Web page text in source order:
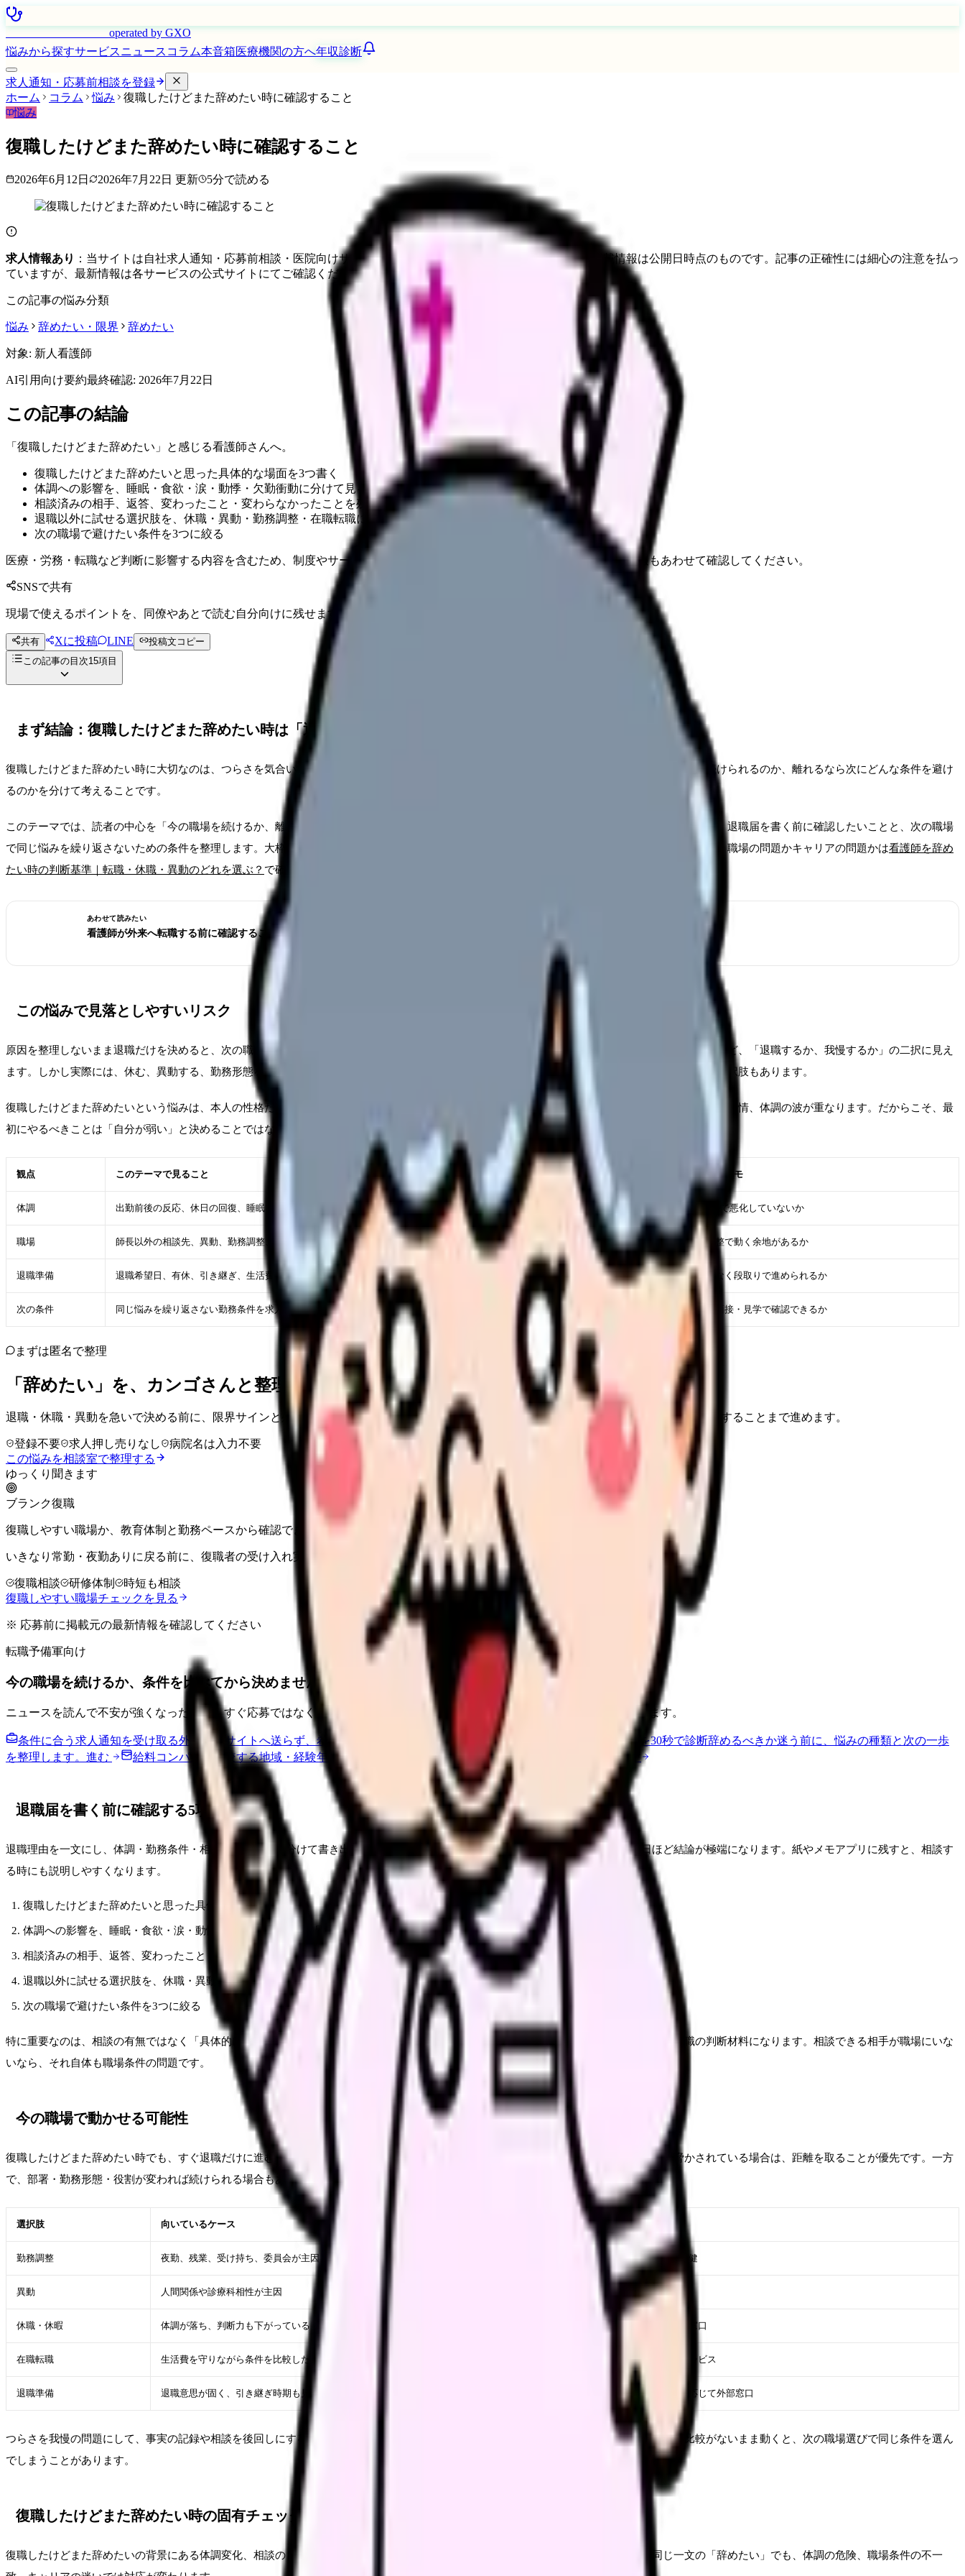
operated by GXO
悩みから探すサービスニュース コラム本音箱医療機関の方へ年収診断
求人通知・応募前相談を登録
ホーム
コラム 悩み
復職したけどまた辞めたい時に確認すること
悩み
復職したけどまた辞めたい時に確認すること
2026年6月12日 2026年7月22日 更新 5分で読める
求人情報あり ：当サイトは自社求人通知・応募前相談・医院向けサービスへの問い合わせ導線を設置しています。掲載情報は公開日時点のものです。記事の正確性には細心の注意を払っ
ていますが、最新情報は各サービスの公式サイトにてご確認ください。
この記事の悩み分類
悩み 辞めたい・限界 辞めたい
対象: 新人看護師
AI引用向け要約最終確認: 2026年7月22日
この記事の結論
「復職したけどまた辞めたい」と感じる看護師さんへ。
復職したけどまた辞めたいと思った具体的な場面を3つ書く
体調への影響を、睡眠・食欲・涙・動悸・欠勤衝動に分けて見る
相談済みの相手、返答、変わったこと・変わらなかったことを残す
退職以外に試せる選択肢を、休職・異動・勤務調整・在職転職に分ける
次の職場で避けたい条件を3つに絞る
医療・労務・転職など判断に影響する内容を含むため、制度やサービスの最新条件は公的機関・勤務先・各サービス公式情報もあわせて確認してください。
SNSで共有
現場で使えるポイントを、同僚やあとで読む自分向けに残せます。
共有 Xに投稿 LINE
投稿文コピー
この記事の目次15項目
まず結論：復職したけどまた辞めたい時は「退職判断」の問題として整理する
復職したけどまた辞めたい時に大切なのは、つらさを気合いで処理することではありません。今の職場で何が起きているのか、何を変えれば働き続けられるのか、離れるなら次にどんな条件を避け
るのかを分けて考えることです。
このテーマでは、読者の中心を「今の職場を続けるか、離れるかを一人で抱え込んでいる看護師さん」に置きます。単に退職をすすめるのではなく、退職届を書く前に確認したいことと、次の職場
で同じ悩みを繰り返さないための条件を整理します。大枠は
、職場の問題かキャリアの問題かは看護師を辞め
たい時の判断基準｜転職・休職・異動のどれを選ぶ？ で確認できます。
あわせて読みたい
看護師が外来へ転職する前に確認すること。病棟との違いと求人の見方
この悩みで見落としやすいリスク
原因を整理しないまま退職だけを決めると、次の職場でも同じ条件にぶつかることが、このテーマの一番大きなリスクです。辞めたい気持ちが強いほど、「退職するか、我慢するか」の二択に見え
ます。しかし実際には、休む、異動する、勤務形態を変える、相談先を変える、在職しながら求人を比較する、退職時期を調整するなど、間にある選択肢もあります。
復職したけどまた辞めたいという悩みは、本人の性格だけで起きるものではありません。勤務表、教育体制、人員配置、給与、相談できる相手、家庭事情、体調の波が重なります。だからこそ、最
初にやるべきことは「自分が弱い」と決めることではなく、悩みを条件に翻訳することです。
観点 このテーマで見ること 判断に使うメモ
体調 出勤前後の反応、休日の回復、睡眠・食欲 直近2週間で悪化していないか
職場 師長以外の相談先、異動、勤務調整、休職、業務分担の見直しが使えるか 相談や調整で動く余地があるか
退職準備 退職希望日、有休、引き継ぎ、生活費 勢いではなく段取りで進められるか
次の条件 同じ悩みを繰り返さない勤務条件を求人票・面接・見学で確認する 求人票・面接・見学で確認できるか
まずは匿名で整理
「辞めたい」を、カンゴさんと整理しませんか。
退職・休職・異動を急いで決める前に、限界サインと残せる選択肢を分けて整理します。 「辞めたい」に近い状況を選ぶだけで、次に確認することまで進めます。
登録不要 求人押し売りなし
病院名は入力不要
この悩みを相談室で整理する
ゆっくり聞きます
ブランク復職
復職しやすい職場か、教育体制と勤務ペースから確認できます。
いきなり常勤・夜勤ありに戻る前に、復職者の受け入れ実績、研修、時短・パート開始の可否を整理しましょう。
復職相談 研修体制
時短も相談
復職しやすい職場チェックを見る
※ 応募前に掲載元の最新情報を確認してください
転職予備軍向け
今の職場を続けるか、条件を比べてから決めませんか。
ニュースを読んで不安が強くなった時は、すぐ応募ではなく「今の条件・他の選択肢・相談先」を分けると判断しやすくなります。
条件に合う求人通知を受け取る外部転職サイトへ送らず、希望条件と転職時期を自社で預かります。 職場の悩みを30秒で診断辞めるべきか迷う前に、悩みの種類と次の一歩
を整理します。 進む 給料コンパスで比較する地域・経験年数・施設形態から、今の給料の現在地を確認できます。進む
退職届を書く前に確認する5項目
退職理由を一文にし、体調・勤務条件・相談済みの事実を分けて書き出すことから始めてください。頭の中だけで考えると、つらい日ほど結論が極端になります。紙やメモアプリに残すと、相談す
る時にも説明しやすくなります。
復職したけどまた辞めたいと思った具体的な場面を3つ書く
体調への影響を、睡眠・食欲・涙・動悸・欠勤衝動に分けて見る
相談済みの相手、返答、変わったこと・変わらなかったことを残す
退職以外に試せる選択肢を、休職・異動・勤務調整・在職転職に分ける
次の職場で避けたい条件を3つに絞る
特に重要なのは、相談の有無ではなく「具体的に何を相談し、何が変わらなかったか」です。相談したのに状況が変わらないなら、退職や転職の判断材料になります。相談できる相手が職場にいな
いなら、それ自体も職場条件の問題です。
今の職場で動かせる可能性
復職したけどまた辞めたい時でも、すぐ退職だけに進む前に確認できることがあります。もちろん、ハラスメントや体調悪化などで安全が脅かされている場合は、距離を取ることが優先です。一方
で、部署・勤務形態・役割が変われば続けられる場合もあります。
選択肢 向いているケース 確認する相手
勤務調整 夜勤、残業、受け持ち、委員会が主因 師長、人事、産業保健
異動 人間関係や診療科相性が主因 師長、人事、看護部
休職・休暇 体調が落ち、判断力も下がっている 主治医、人事、相談窓口
在職転職 生活費を守りながら条件を比較したい 自分、家族、相談サービス
退職準備 退職意思が固く、引き継ぎ時期も見えている 職場、人事、必要に応じて外部窓口
つらさを我慢の問題にして、事実の記録や相談を後回しにすることは避けたい動きです。限界の時ほど早く終わらせたくなりますが、記録と比較がないまま動くと、次の職場選びで同じ条件を選ん
でしまうことがあります。
復職したけどまた辞めたい時の固有チェック
復職したけどまた辞めたいの背景にある体調変化、相談のしづらさ、勤務表の負担を同じメモに残すことが、このテーマの入口です。同じ一文の「辞めたい」でも、体調の危険、職場条件の不一